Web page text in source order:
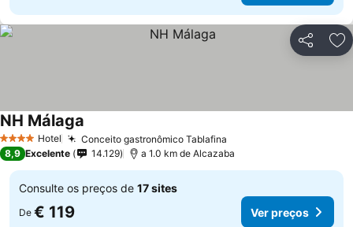
Partilhar
4 EstrelasHotel Conceito gastronômico Tablafina
NH Málaga
8,9 Excelente 14.129 a 1.0 km de Alcazaba
Consulte os preços de 17 sites
De € 119 Ver preços